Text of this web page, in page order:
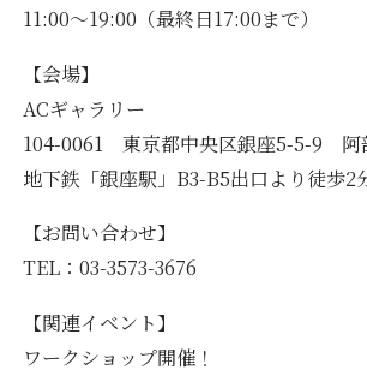
11:00～19:00（最終日17:00まで）
【会場】
ACギャラリー
104-0061 東京都中央区銀座5-5-9 阿
地下鉄「銀座駅」B3-B5出口より徒歩2
【お問い合わせ】
TEL：03-3573-3676
【関連イベント】
ワークショップ開催！